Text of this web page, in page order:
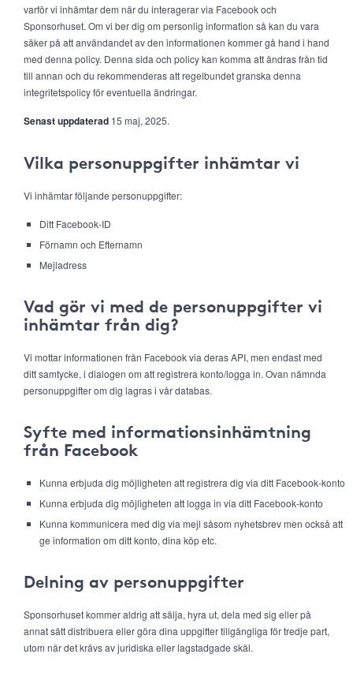
varför vi inhämtar dem när du interagerar via Facebook och
Sponsorhuset. Om vi ber dig om personlig information så kan du vara
säker på att användandet av den informationen kommer gå hand i hand
med denna policy. Denna sida och policy kan komma att ändras från tid
till annan och du rekommenderas att regelbundet granska denna
integritetspolicy för eventuella ändringar.
Senast uppdaterad 15 maj, 2025.
Vilka personuppgifter inhämtar vi
Vi inhämtar följande personuppgifter:
Ditt Facebook-ID
Förnamn och Efternamn
Mejladress
Vad gör vi med de personuppgifter vi
inhämtar från dig?
Vi mottar informationen från Facebook via deras API, men endast med
ditt samtycke, i dialogen om att registrera konto/logga in. Ovan nämnda
personuppgifter om dig lagras i vår databas.
Syfte med informationsinhämtning
från Facebook
Kunna erbjuda dig möjligheten att registrera dig via ditt Facebook-konto
Kunna erbjuda dig möjligheten att logga in via ditt Facebook-konto
Kunna kommunicera med dig via mejl såsom nyhetsbrev men också att
ge information om ditt konto, dina köp etc.
Delning av personuppgifter
Sponsorhuset kommer aldrig att sälja, hyra ut, dela med sig eller på
annat sätt distribuera eller göra dina uppgifter tillgängliga för tredje part,
utom när det krävs av juridiska eller lagstadgade skäl.